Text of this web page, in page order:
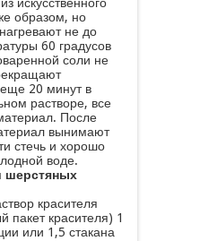
образом, но
не до
60 градусов
соли не
еще 20 минут в
растворе, все
После
вынимают
стечь и хорошо
воде.
шерстяных
красителя
пакет красителя) 1
или 1,5 стакана